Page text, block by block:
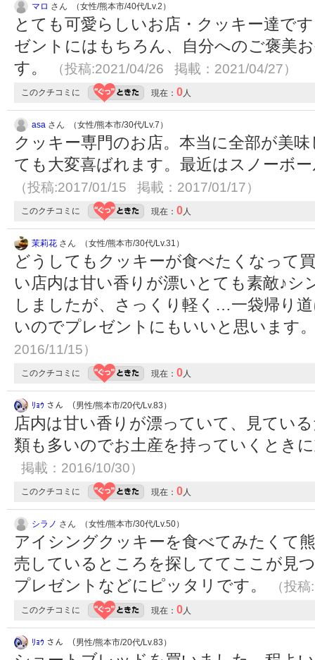
マロ さん （女性/熊本市/40代/Lv.2）
とても可愛らしいお店・クッキー達で
ゼントにはもちろん、自分へのご褒美
す。
（投稿:2021/04/26 掲載：2021/04/27）
このクチコミに 現在： 0 人
asa さん （女性/熊本市/30代/Lv.7）
クッキー専門のお店。本当に全部が美
ても大変喜ばれます。最近はスノーボ
（投稿:2017/01/15 掲載：2017/01/17）
このクチコミに 現在： 0 人
茉莉花 さん （女性/熊本市/30代/Lv.31）
どうしてもクッキーが食べたくなって
い店内は甘い香りが漂いとても素敵♪シ
しましたが、さっくり軽く…一袋帰り
いのでプレゼントにもいいと思います
2016/11/15）
このクチコミに 現在： 0 人
ﾘｮｳ さん （男性/熊本市/20代/Lv.83）
店内は甘い香りが漂っていて、見てい
類も多いのでお土産を持っていくとき
掲載：2016/10/30）
このクチコミに 現在： 0 人
シラノ さん （女性/熊本市/30代/Lv.50）
アイシングクッキーを食べてみたくて
売しているところを探しててここが見
プレゼントなどにピッタリです。
（投
このクチコミに 現在： 0 人
ﾘｮｳ さん （男性/熊本市/20代/Lv.83）